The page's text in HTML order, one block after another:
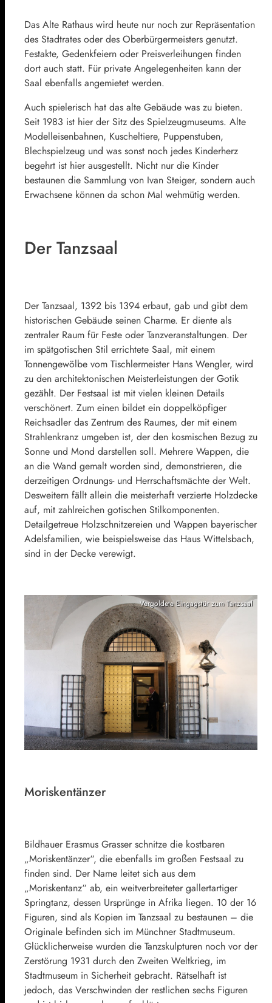
Das Alte Rathaus wird heute nur noch zur Repräsentation
des Stadtrates oder des Oberbürgermeisters genutzt.
Festakte, Gedenkfeiern oder Preisverleihungen finden
dort auch statt. Für private Angelegenheiten kann der
Saal ebenfalls angemietet werden.
Auch spielerisch hat das alte Gebäude was zu bieten.
Seit 1983 ist hier der Sitz des Spielzeugmuseums. Alte
Modelleisenbahnen, Kuscheltiere, Puppenstuben,
Blechspielzeug und was sonst noch jedes Kinderherz
begehrt ist hier ausgestellt. Nicht nur die Kinder
bestaunen die Sammlung von Ivan Steiger, sondern auch
Erwachsene können da schon Mal wehmütig werden.
Der Tanzsaal
Der Tanzsaal, 1392 bis 1394 erbaut, gab und gibt dem
historischen Gebäude seinen Charme. Er diente als
zentraler Raum für Feste oder Tanzveranstaltungen. Der
im spätgotischen Stil errichtete Saal, mit einem
Tonnengewölbe vom Tischlermeister Hans Wengler, wird
zu den architektonischen Meisterleistungen der Gotik
gezählt. Der Festsaal ist mit vielen kleinen Details
verschönert. Zum einen bildet ein doppelköpfiger
Reichsadler das Zentrum des Raumes, der mit einem
Strahlenkranz umgeben ist, der den kosmischen Bezug zu
Sonne und Mond darstellen soll. Mehrere Wappen, die
an die Wand gemalt worden sind, demonstrieren, die
derzeitigen Ordnungs- und Herrschaftsmächte der Welt.
Desweitern fällt allein die meisterhaft verzierte Holzdecke
auf, mit zahlreichen gotischen Stilkomponenten.
Detailgetreue Holzschnitzereien und Wappen bayerischer
Adelsfamilien, wie beispielsweise das Haus Wittelsbach,
sind in der Decke verewigt.
Vergoldete Eingagstür zum Tanzsaal
Moriskentänzer
Bildhauer Erasmus Grasser schnitze die kostbaren
„Moriskentänzer“, die ebenfalls im großen Festsaal zu
finden sind. Der Name leitet sich aus dem
„Moriskentanz“ ab, ein weitverbreiteter gallertartiger
Springtanz, dessen Ursprünge in Afrika liegen. 10 der 16
Figuren, sind als Kopien im Tanzsaal zu bestaunen – die
Originale befinden sich im Münchner Stadtmuseum.
Glücklicherweise wurden die Tanzskulpturen noch vor der
Zerstörung 1931 durch den Zweiten Weltkrieg, im
Stadtmuseum in Sicherheit gebracht. Rätselhaft ist
jedoch, das Verschwinden der restlichen sechs Figuren